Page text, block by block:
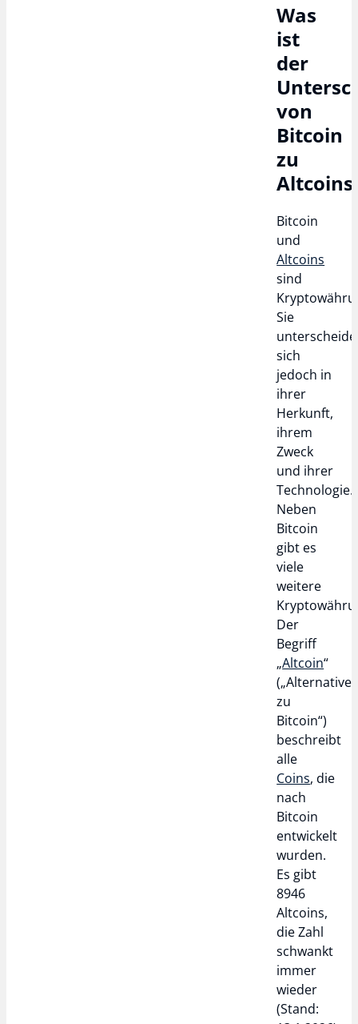
Was
ist
der
von
Bitcoin
zu
Bitcoin
und
Altcoins
sind
Sie
sich
jedoch in
ihrer
Herkunft,
ihrem
Zweck
und ihrer
Technologie.
Neben
Bitcoin
gibt es
viele
weitere
Der
Begriff
„Altcoin“
(„Alternative
zu
Bitcoin“)
beschreibt
alle
Coins, die
nach
Bitcoin
entwickelt
wurden.
Es gibt
8946
Altcoins,
die Zahl
schwankt
immer
wieder
(Stand: